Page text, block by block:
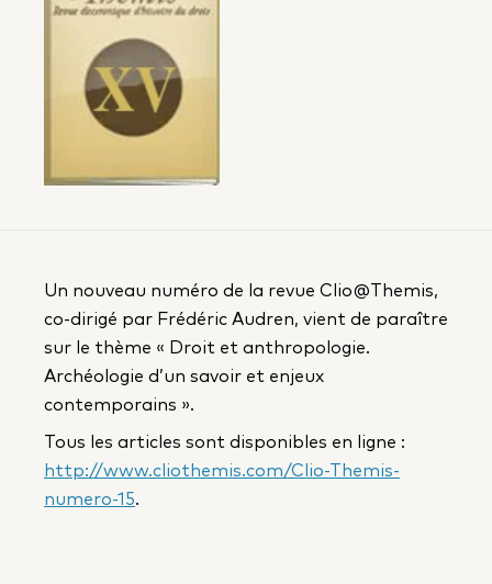
Un nouveau numéro de la revue Clio@Themis,
co-dirigé par Frédéric Audren, vient de paraître
sur le thème « Droit et anthropologie.
Archéologie d’un savoir et enjeux
contemporains ».
Tous les articles sont disponibles en ligne :
http://www.cliothemis.com/Clio-Themis-
numero-15.